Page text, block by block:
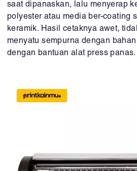
saat dipanaskan, lalu menyerap
polyester atau media ber-coating
keramik. Hasil cetaknya awet,
menyatu sempurna dengan
dengan bantuan alat press panas.